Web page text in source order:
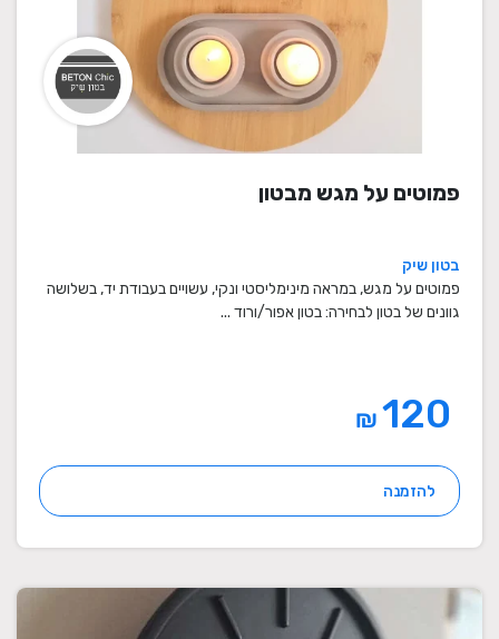
פמוטים על מגש מבטון
בטון שיק
פמוטים על מגש, במראה מינימליסטי ונקי, עשויים בעבודת יד, בשלושה
גוונים של בטון לבחירה: בטון אפור/ורוד ...
₪
להזמנה